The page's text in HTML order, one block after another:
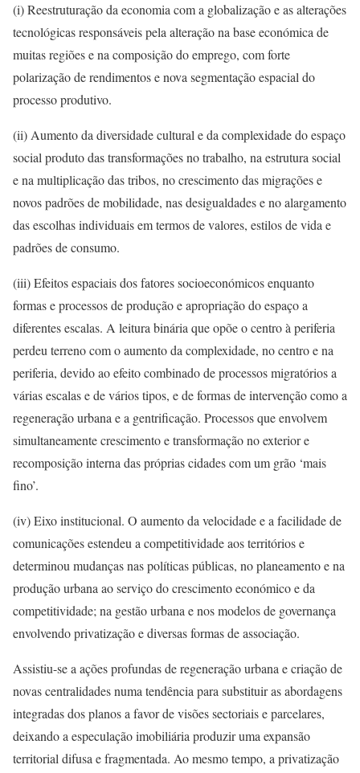
(i) Reestruturação da economia com a globalização e as alterações
tecnológicas responsáveis pela alteração na base económica de
muitas regiões e na composição do emprego, com forte
polarização de rendimentos e nova segmentação espacial do
processo produtivo.
(ii) Aumento da diversidade cultural e da complexidade do espaço
social produto das transformações no trabalho, na estrutura social
e na multiplicação das tribos, no crescimento das migrações e
novos padrões de mobilidade, nas desigualdades e no alargamento
das escolhas individuais em termos de valores, estilos de vida e
padrões de consumo.
(iii) Efeitos espaciais dos fatores socioeconómicos enquanto
formas e processos de produção e apropriação do espaço a
diferentes escalas. A leitura binária que opõe o centro à periferia
perdeu terreno com o aumento da complexidade, no centro e na
periferia, devido ao efeito combinado de processos migratórios a
várias escalas e de vários tipos, e de formas de intervenção como a
regeneração urbana e a gentrificação. Processos que envolvem
simultaneamente crescimento e transformação no exterior e
recomposição interna das próprias cidades com um grão ‘mais
fino’.
(iv) Eixo institucional. O aumento da velocidade e a facilidade de
comunicações estendeu a competitividade aos territórios e
determinou mudanças nas políticas públicas, no planeamento e na
produção urbana ao serviço do crescimento económico e da
competitividade; na gestão urbana e nos modelos de governança
envolvendo privatização e diversas formas de associação.
Assistiu-se a ações profundas de regeneração urbana e criação de
novas centralidades numa tendência para substituir as abordagens
integradas dos planos a favor de visões sectoriais e parcelares,
deixando a especulação imobiliária produzir uma expansão
territorial difusa e fragmentada. Ao mesmo tempo, a privatização